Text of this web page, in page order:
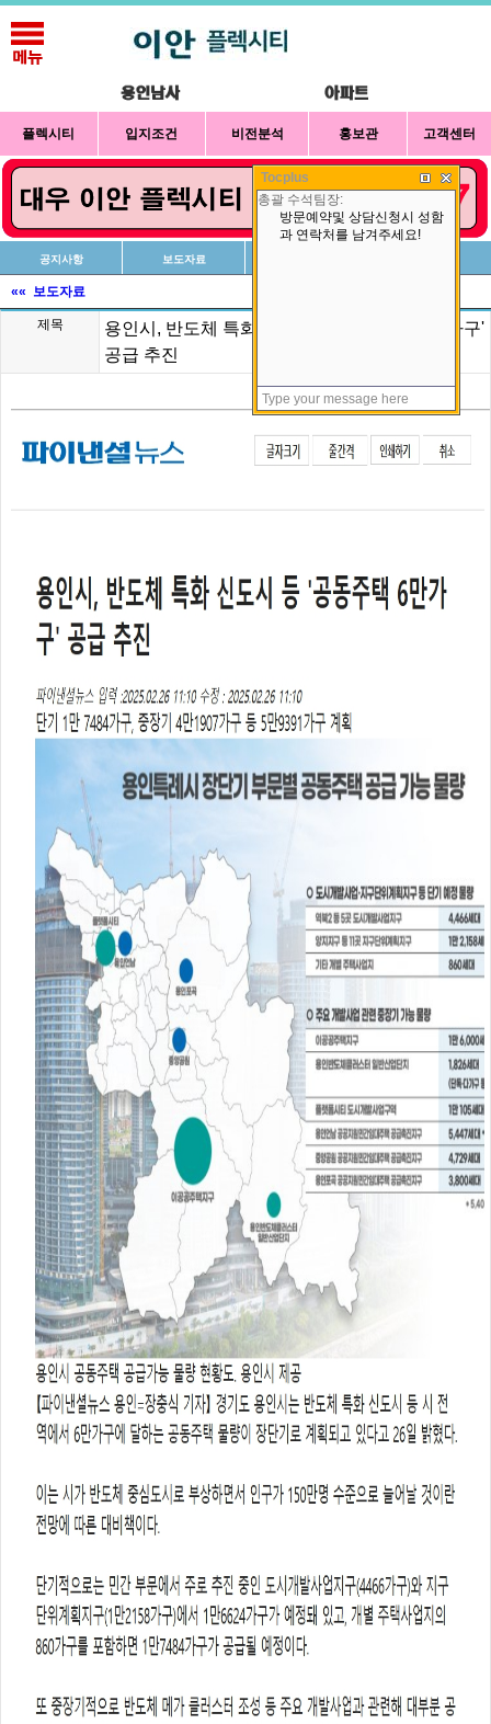
플렉시티 입지조건 비전분석 홍보관 고객센터
공지사항 보도자료
«« 보도자료
제목
용인시, 반도체 특화 신도시 등 '공동주택 6만가구'
공급 추진
Tocplus